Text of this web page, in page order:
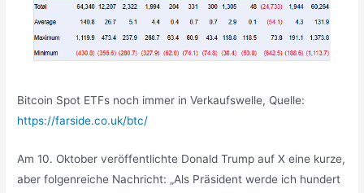
Bitcoin Spot ETFs noch immer in Verkaufswelle, Quelle:
https://farside.co.uk/btc/
Am 10. Oktober veröffentlichte Donald Trump auf X eine kurze,
aber folgenreiche Nachricht: „Als Präsident werde ich hundert